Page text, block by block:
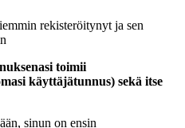
rekisteröitynyt ja sen
toimii
käyttäjätunnus) sekä itse
sinun on ensin